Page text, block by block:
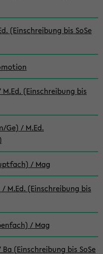
(Einschreibung bis SoSe
(Einschreibung bis
Ge) / M.Ed.
/ Mag
M.Ed. (Einschreibung bis
/ Mag
(Einschreibung bis SoSe